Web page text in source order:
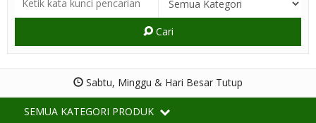
Cari
Sabtu, Minggu & Hari Besar Tutup
SEMUA KATEGORI PRODUK